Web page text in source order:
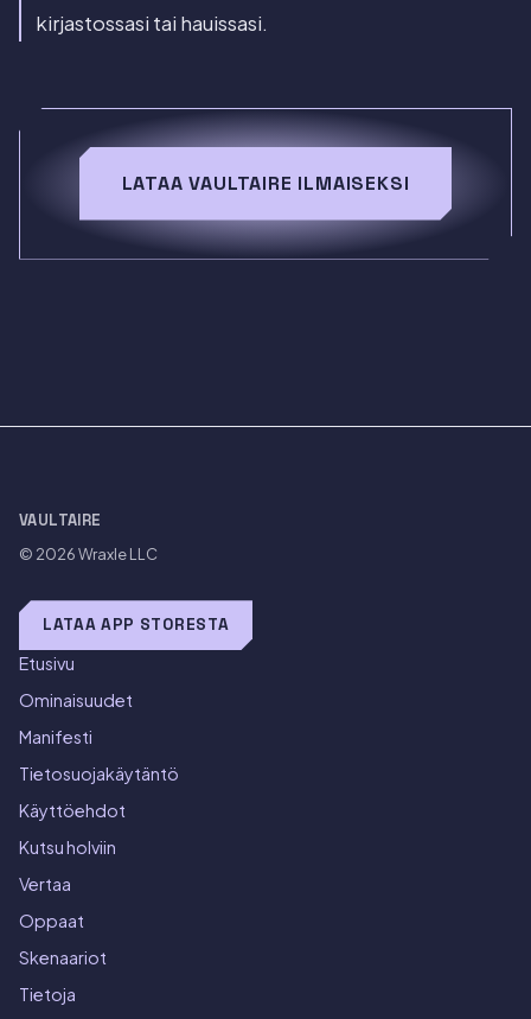
kirjastossasi tai hauissasi.
LATAA VAULTAIRE ILMAISEKSI
VAULTAIRE
© 2026Wraxle LLC
LATAA APP STORESTA
Etusivu
Ominaisuudet
Manifesti
Tietosuojakäytäntö
Käyttöehdot
Kutsu holviin
Vertaa
Oppaat
Skenaariot
Tietoja